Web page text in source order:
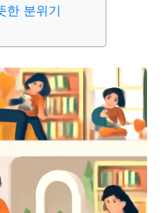
생활 기타
한 분위기